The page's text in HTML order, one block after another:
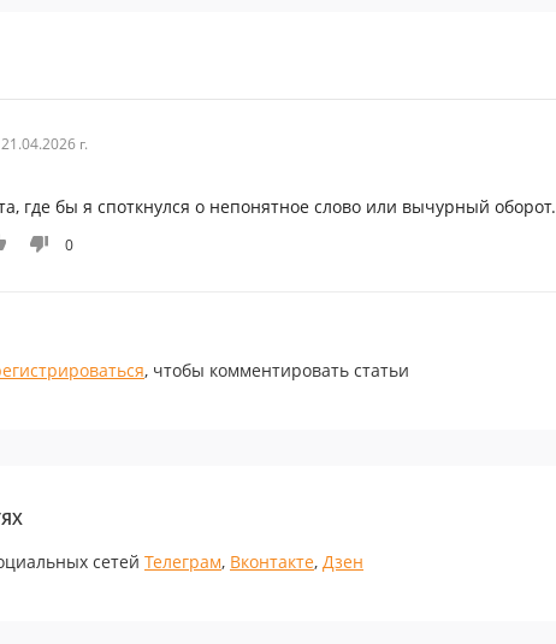
21.04.2026 г.
где бы я споткнулся о непонятное слово или вычурный оборот.
0
, чтобы комментировать статьи
сетей Телеграм, Вконтакте, Дзен